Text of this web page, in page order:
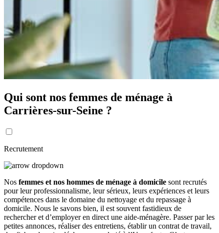
Qui sont nos femmes de ménage à
Carrières-sur-Seine ?
Recrutement
Nos femmes et nos hommes de ménage à domicile sont recrutés
pour leur professionnalisme, leur sérieux, leurs expériences et leurs
compétences dans le domaine du nettoyage et du repassage à
domicile. Nous le savons bien, il est souvent fastidieux de
rechercher et d’employer en direct une aide-ménagère. Passer par les
petites annonces, réaliser des entretiens, établir un contrat de travail,